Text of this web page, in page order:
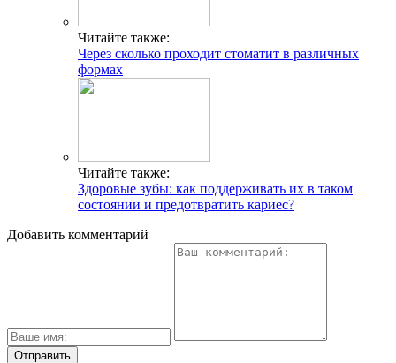
Читайте также:
Через сколько проходит стоматит в различных
формах
Читайте также:
Здоровые зубы: как поддерживать их в таком
состоянии и предотвратить кариес?
Добавить комментарий